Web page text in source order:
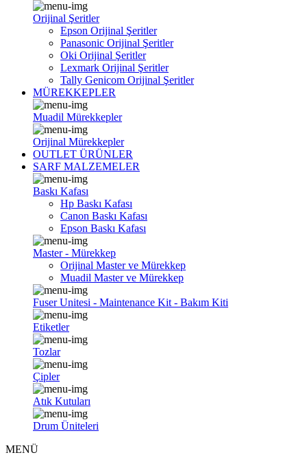
Orijinal Şeritler
Epson Orijinal Şeritler
Panasonic Orijinal Şeritler
Oki Orijinal Şeritler
Lexmark Orijinal Şeritler
Tally Genicom Orijinal Şeritler
MÜREKKEPLER
Muadil Mürekkepler
Orijinal Mürekkepler
OUTLET ÜRÜNLER
SARF MALZEMELER
Baskı Kafası
Hp Baskı Kafası
Canon Baskı Kafası
Epson Baskı Kafası
Master - Mürekkep
Orijinal Master ve Mürekkep
Muadil Master ve Mürekkep
Fuser Unitesi - Maintenance Kit - Bakım Kiti
Etiketler
Tozlar
Çipler
Atık Kutuları
Drum Üniteleri
MENÜ